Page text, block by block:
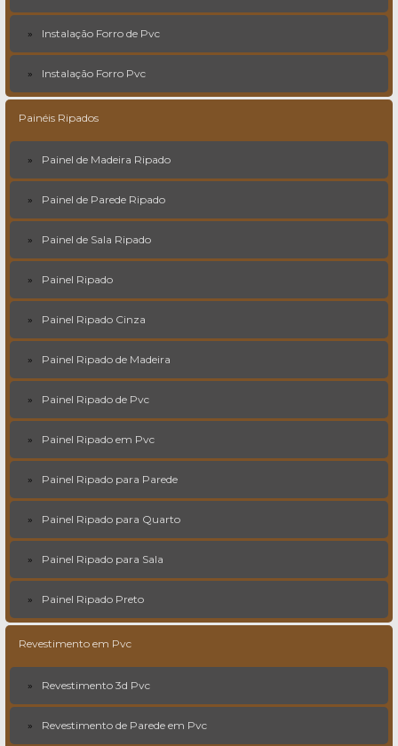
Instalação Forro de Pvc
Instalação Forro Pvc
Painéis Ripados
Painel de Madeira Ripado
Painel de Parede Ripado
Painel de Sala Ripado
Painel Ripado
Painel Ripado Cinza
Painel Ripado de Madeira
Painel Ripado de Pvc
Painel Ripado em Pvc
Painel Ripado para Parede
Painel Ripado para Quarto
Painel Ripado para Sala
Painel Ripado Preto
Revestimento em Pvc
Revestimento 3d Pvc
Revestimento de Parede em Pvc